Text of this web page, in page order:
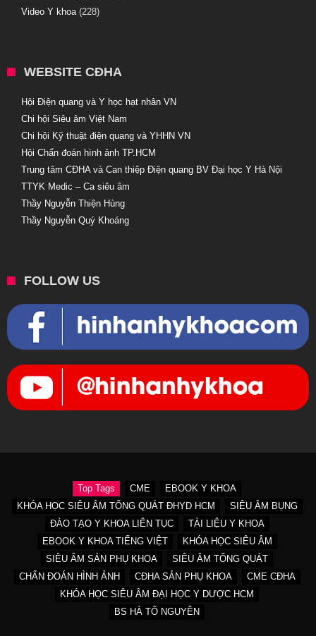
Video Y khoa(228)
WEBSITE CĐHA
Hội Điện quang và Y học hạt nhân VN
Chi hội Siêu âm Việt Nam
Chi hội Kỹ thuật điện quang và YHHN VN
Hội Chẩn đoán hình ảnh TP.HCM
Trung tâm CĐHA và Can thiệp Điện quang BV Đại học Y Hà Nội
TTYK Medic – Ca siêu âm
Thầy Nguyễn Thiện Hùng
Thầy Nguyễn Quý Khoáng
FOLLOW US
Top Tags CME
EBOOK Y KHOA
KHÓA HỌC SIÊU ÂM TỔNG QUÁT ĐHYD HCM
SIÊU ÂM BỤNG
ĐÀO TẠO Y KHOA LIÊN TỤC
TÀI LIỆU Y KHOA
EBOOK Y KHOA TIẾNG VIỆT
KHÓA HỌC SIÊU ÂM
SIÊU ÂM SẢN PHỤ KHOA
SIÊU ÂM TỔNG QUÁT
CHẨN ĐOÁN HÌNH ẢNH
CĐHA SẢN PHỤ KHOA
CME CĐHA
KHÓA HỌC SIÊU ÂM ĐẠI HỌC Y DƯỢC HCM
BS HÀ TỐ NGUYÊN